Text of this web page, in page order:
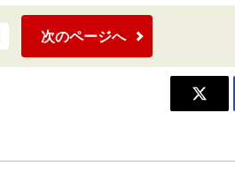
次のページへ